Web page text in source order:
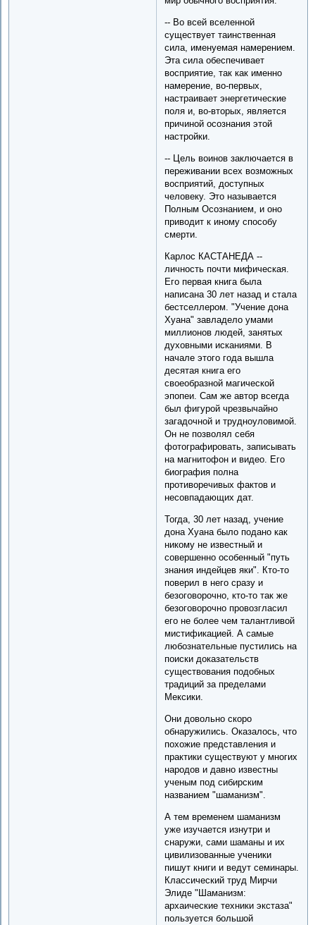
-- Во всей вселенной
существует таинственная
сила, именуемая намерением.
Эта сила обеспечивает
восприятие, так как именно
намерение, во-первых,
настраивает энергетические
поля и, во-вторых, является
причиной осознания этой
настройки.
-- Цель воинов заключается в
переживании всех возможных
восприятий, доступных
человеку. Это называется
Полным Осознанием, и оно
приводит к иному способу
смерти.
Карлос КАСТАНЕДА --
личность почти мифическая.
Его первая книга была
написана 30 лет назад и стала
бестселлером. "Учение дона
Хуана" завладело умами
миллионов людей, занятых
духовными исканиями. В
начале этого года вышла
десятая книга его
своеобразной магической
эпопеи. Сам же автор всегда
был фигурой чрезвычайно
загадочной и трудноуловимой.
Он не позволял себя
фотографировать, записывать
на магнитофон и видео. Его
биография полна
противоречивых фактов и
несовпадающих дат.
Тогда, 30 лет назад, учение
дона Хуана было подано как
никому не известный и
совершенно особенный "путь
знания индейцев яки". Кто-то
поверил в него сразу и
безоговорочно, кто-то так же
безоговорочно провозгласил
его не более чем талантливой
мистификацией. А самые
любознательные пустились на
поиски доказательств
существования подобных
традиций за пределами
Мексики.
Они довольно скоро
обнаружились. Оказалось, что
похожие представления и
практики существуют у многих
народов и давно известны
ученым под сибирским
названием "шаманизм".
А тем временем шаманизм
уже изучается изнутри и
снаружи, сами шаманы и их
цивилизованные ученики
пишут книги и ведут семинары.
Классический труд Мирчи
Элиде "Шаманизм:
архаические техники экстаза"
пользуется большой